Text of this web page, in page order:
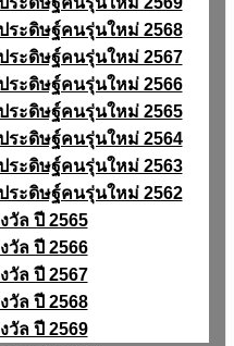
ระดิษฐ์คนรุ่นใหม่ 2568
ระดิษฐ์คนรุ่นใหม่ 2567
ระดิษฐ์คนรุ่นใหม่ 2566
ระดิษฐ์คนรุ่นใหม่ 2565
ระดิษฐ์คนรุ่นใหม่ 2564
ระดิษฐ์คนรุ่นใหม่ 2563
ระดิษฐ์คนรุ่นใหม่ 2562
วัล ปี 2565
วัล ปี 2566
วัล ปี 2567
วัล ปี 2568
วัล ปี 2569